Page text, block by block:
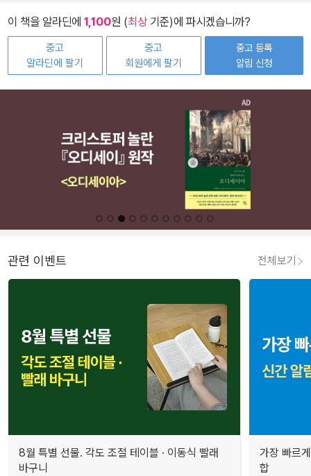
이 책을 알라딘에 1,100원 (최상기준)에 파시겠습니까?
중고
알라딘에 팔기
중고
회원에게 팔기
중고 등록
알림 신청
관련 이벤트 전체보기
8월 특별 선물. 각도 조절 테이블 · 이동식 빨래
바구니
가장 빠르
합